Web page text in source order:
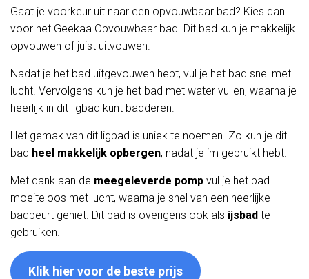
Gaat je voorkeur uit naar een opvouwbaar bad? Kies dan
voor het Geekaa Opvouwbaar bad. Dit bad kun je makkelijk
opvouwen of juist uitvouwen.
Nadat je het bad uitgevouwen hebt, vul je het bad snel met
lucht. Vervolgens kun je het bad met water vullen, waarna je
heerlijk in dit ligbad kunt badderen.
Het gemak van dit ligbad is uniek te noemen. Zo kun je dit
bad heel makkelijk opbergen, nadat je ‘m gebruikt hebt.
Met dank aan de meegeleverde pomp vul je het bad
moeiteloos met lucht, waarna je snel van een heerlijke
badbeurt geniet. Dit bad is overigens ook als ijsbad te
gebruiken.
Klik hier voor de beste prijs